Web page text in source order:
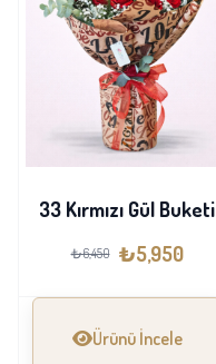
33 Kırmızı Gül Buketi
₺6,450 ₺5,950
Ürünü İncele